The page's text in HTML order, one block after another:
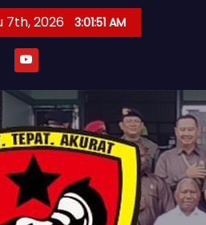
7th, 2026 3:01:53 AM